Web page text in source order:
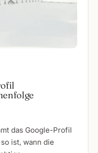
das Google-Profil
ist, wann die